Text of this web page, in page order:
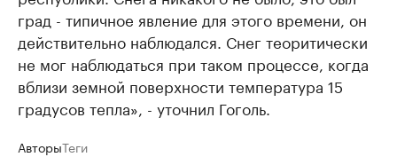
град - типичное явление для этого времени, он
действительно наблюдался. Снег теоритически
не мог наблюдаться при таком процессе, когда
вблизи земной поверхности температура 15
градусов тепла», - уточнил Гоголь.
АвторыТеги